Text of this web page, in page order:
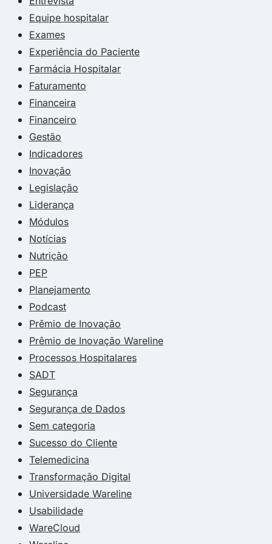
Equipe hospitalar
Exames
Experiência do Paciente
Farmácia Hospitalar
Faturamento
Financeira
Financeiro
Gestão
Indicadores
Inovação
Legislação
Liderança
Módulos
Notícias
Nutrição
PEP
Planejamento
Podcast
Prêmio de Inovação
Prêmio de Inovação Wareline
Processos Hospitalares
SADT
Segurança
Segurança de Dados
Sem categoria
Sucesso do Cliente
Telemedicina
Transformação Digital
Universidade Wareline
Usabilidade
WareCloud